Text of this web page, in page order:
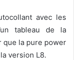
avec les
tableau de la
que la pure power
version L8.